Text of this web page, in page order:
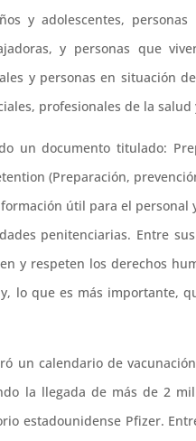
y adolescentes, personas
y personas que
y personas en situación
profesionales de la salud
un documento titulado:
(Preparación,
útil para el
penitenciarias. Entre
y respeten los derechos
lo que es más importante,
un calendario de
la llegada de más de 2
estadounidense Pfizer.